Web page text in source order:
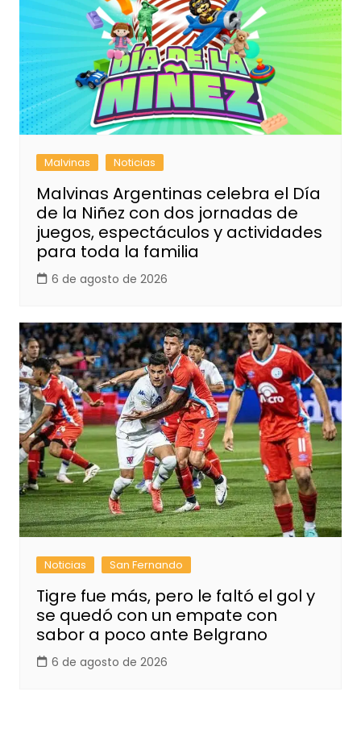
Malvinas Noticias
Malvinas Argentinas celebra el Día
de la Niñez con dos jornadas de
juegos, espectáculos y actividades
para toda la familia
6 de agosto de 2026
Noticias San Fernando
Tigre fue más, pero le faltó el gol y
se quedó con un empate con
sabor a poco ante Belgrano
6 de agosto de 2026